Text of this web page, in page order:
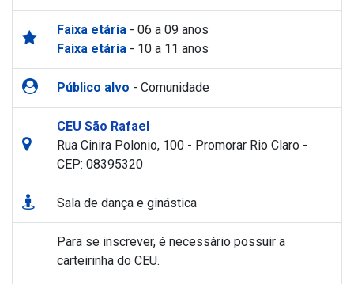
Faixa etária - 06 a 09 anos
Faixa etária - 10 a 11 anos
Público alvo - Comunidade
CEU São Rafael
Rua Cinira Polonio, 100 - Promorar Rio Claro -
CEP: 08395320
Sala de dança e ginástica
Para se inscrever, é necessário possuir a
carteirinha do CEU.